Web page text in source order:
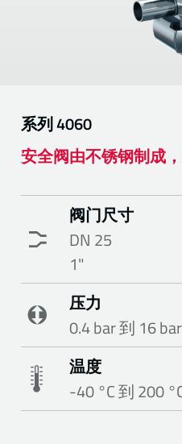
系列4060
安全阀由不锈钢制成
阀门尺寸
DN 25
1"
压力
0.4 bar 到 16 bar
温度
-40 °C 到 200